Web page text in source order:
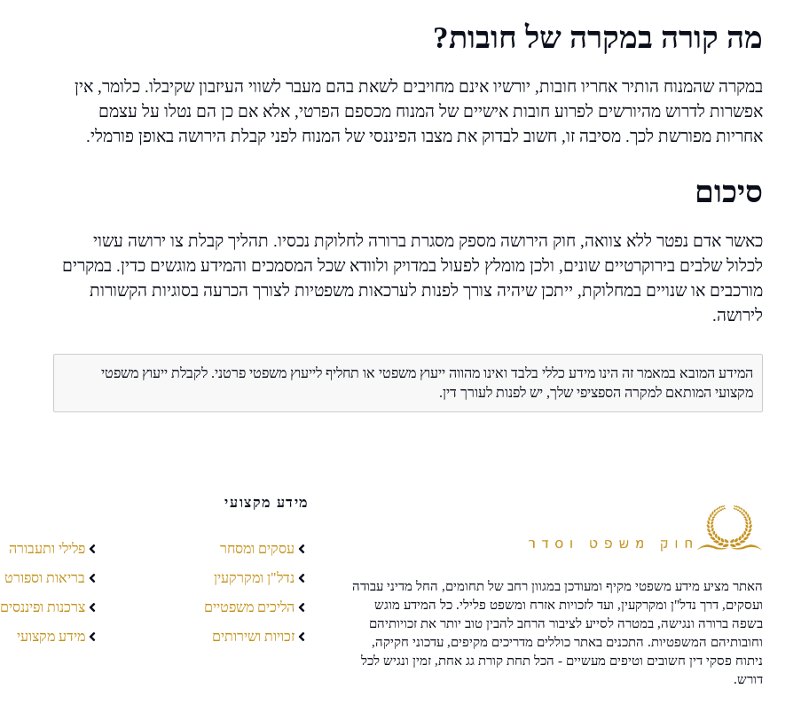
מה קורה במקרה של חובות?
במקרה שהמנוח הותיר אחריו חובות, יורשיו אינם מחויבים לשאת בהם מעבר לשווי העיזבון שקיבלו. כלומר, אין
אפשרות לדרוש מהיורשים לפרוע חובות אישיים של המנוח מכספם הפרטי, אלא אם כן הם נטלו על עצמם
אחריות מפורשת לכך. מסיבה זו, חשוב לבדוק את מצבו הפיננסי של המנוח לפני קבלת הירושה באופן פורמלי.
סיכום
כאשר אדם נפטר ללא צוואה, חוק הירושה מספק מסגרת ברורה לחלוקת נכסיו. תהליך קבלת צו ירושה עשוי
לכלול שלבים בירוקרטיים שונים, ולכן מומלץ לפעול במדויק ולוודא שכל המסמכים והמידע מוגשים כדין. במקרים
מורכבים או שנויים במחלוקת, ייתכן שיהיה צורך לפנות לערכאות משפטיות לצורך הכרעה בסוגיות הקשורות
לירושה.
המידע המובא במאמר זה הינו מידע כללי בלבד ואינו מהווה ייעוץ משפטי או תחליף לייעוץ משפטי פרטני. לקבלת ייעוץ משפטי
מקצועי המותאם למקרה הספציפי שלך, יש לפנות לעורך דין.
האתר מציע מידע משפטי מקיף ומעודכן במגוון רחב של תחומים, החל מדיני עבודה
ועסקים, דרך נדל"ן ומקרקעין, ועד לזכויות אזרח ומשפט פלילי. כל המידע מוגש
בשפה ברורה ונגישה, במטרה לסייע לציבור הרחב להבין טוב יותר את זכויותיהם
וחובותיהם המשפטיות. התכנים באתר כוללים מדריכים מקיפים, עדכוני חקיקה,
ניתוח פסקי דין חשובים וטיפים מעשיים - הכל תחת קורת גג אחת, זמין ונגיש לכל
דורש.
מידע מקצועי
עסקים ומסחר
נדל"ן ומקרקעין
הליכים משפטיים
זכויות ושירותים
פלילי ותעבורה
בריאות וספורט
צרכנות ופיננסים
מידע מקצועי